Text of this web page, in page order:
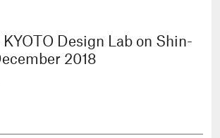
Design Lab on Shin-
2018